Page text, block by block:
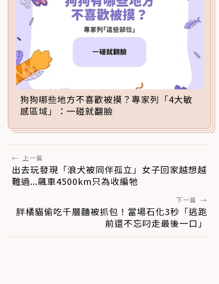
狗狗哪些地方不喜歡被摸？專家列「4大敏
感區域」：一碰就翻臉
← 上一篇
出去玩發現「浪犬被同伴孤立」女子回家越想越
難過...飆車4500km只為收編牠
下一篇 →
胖橘貓偷吃千層麵被抓包！當場石化3秒「逃跑
前還不忘叼走最後一口」